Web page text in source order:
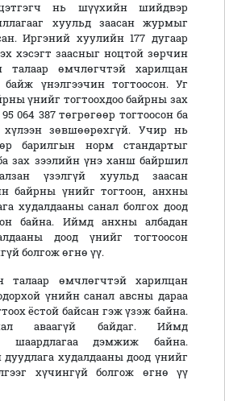
нь шүүхийн шийдвэр
хуульд заасан журмыг
Иргэний хуулийн 177 дугаар
хэсэгт заасныг ноцтой зөрчин
талаар өмчлөгчтэй харилцан
байж үнэлгээчин тогтоосон. Уг
үнийг тогтоохдоо байрны зах
064 387 төгрөгөөр тогтоосон ба
зөвшөөрөхгүй. Учир нь
барилгын норм стандартыг
зах зээлийн үнэ ханш байршил
үзэлгүй хуульд заасан
байрны үнийг тогтоон, анхны
худалдааны санал болгох доод
байна. Иймд анхны албадан
доод үнийг тогтоосон
болгож өгнө үү.
талаар өмчлөгчтэй харилцан
үнийн санал авсны дараа
ёстой байсан гэж үзэж байна.
аваагүй байдаг. Иймд
шаардлагаа дэмжиж байна.
худалдааны доод үнийг
хүчингүй болгож өгнө үү